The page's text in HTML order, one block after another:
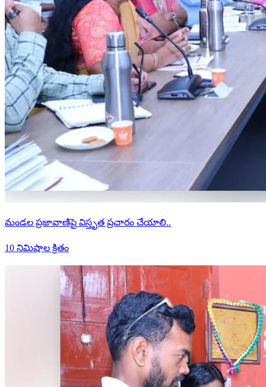
మండల ప్రజావాణిపై విస్తృత ప్రచారం చేయాలి..
10 నిమిషాల క్రితం